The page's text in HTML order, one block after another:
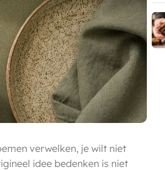
verwelken, je wilt niet
idee bedenken is niet